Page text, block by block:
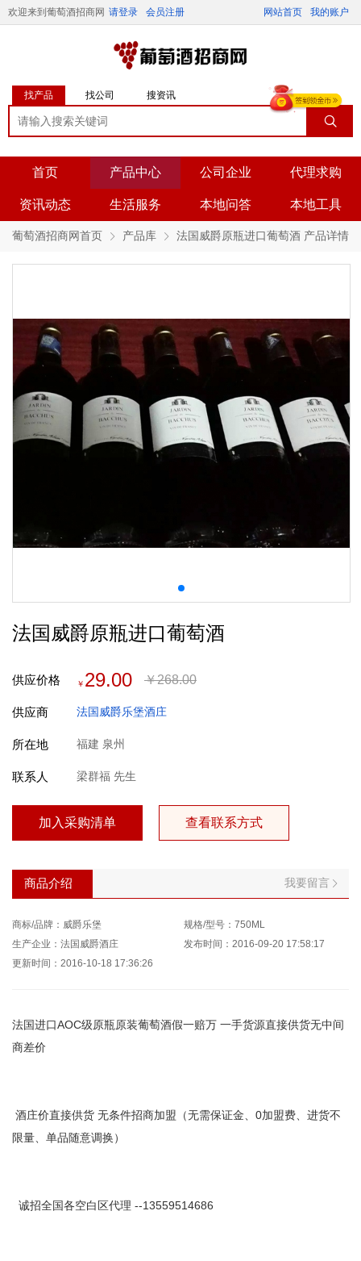
欢迎来到葡萄酒招商网 请登录 会员注册 网站首页 我的账户
找产品 找公司 搜资讯
首页 产品中心 公司企业 代理求购
资讯动态 生活服务 本地问答 本地工具
葡萄酒招商网首页 产品库 法国威爵原瓶进口葡萄酒 产品详情
法国威爵原瓶进口葡萄酒
供应价格 ￥ 29.00 ￥268.00
供应商 法国威爵乐堡酒庄
所在地 福建 泉州
联系人 梁群福 先生
加入采购清单 查看联系方式
商品介绍 我要留言
商标/品牌：威爵乐堡
规格/型号：750ML
生产企业：法国威爵酒庄
发布时间：2016-09-20 17:58:17
更新时间：2016-10-18 17:36:26
法国进口AOC级原瓶原装葡萄酒假一赔万 一手货源直接供货无中间
商差价
酒庄价直接供货 无条件招商加盟（无需保证金、0加盟费、进货不
限量、单品随意调换）
诚招全国各空白区代理 --13559514686